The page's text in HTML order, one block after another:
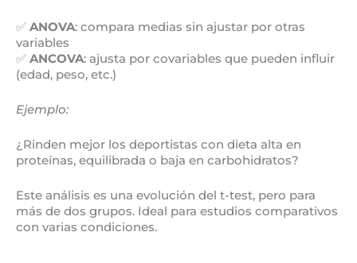
✅ ANOVA: compara medias sin ajustar por otras
variables
✅ ANCOVA: ajusta por covariables que pueden influir
(edad, peso, etc.)
Ejemplo:
¿Rinden mejor los deportistas con dieta alta en
proteínas, equilibrada o baja en carbohidratos?
Este análisis es una evolución del t-test, pero para
más de dos grupos. Ideal para estudios comparativos
con varias condiciones.